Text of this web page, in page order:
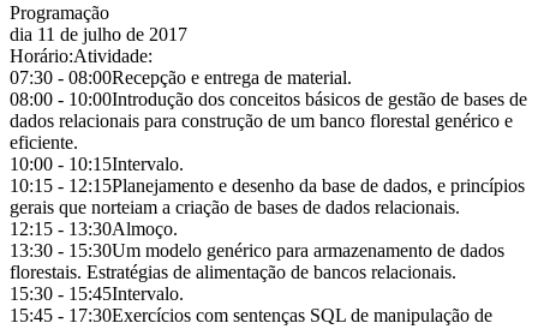
Programação
dia 11 de julho de 2017
Horário:Atividade:
07:30 - 08:00Recepção e entrega de material.
08:00 - 10:00Introdução dos conceitos básicos de gestão de bases de
dados relacionais para construção de um banco florestal genérico e
eficiente.
10:00 - 10:15Intervalo.
10:15 - 12:15Planejamento e desenho da base de dados, e princípios
gerais que norteiam a criação de bases de dados relacionais.
12:15 - 13:30Almoço.
13:30 - 15:30Um modelo genérico para armazenamento de dados
florestais. Estratégias de alimentação de bancos relacionais.
15:30 - 15:45Intervalo.
15:45 - 17:30Exercícios com sentenças SQL de manipulação de